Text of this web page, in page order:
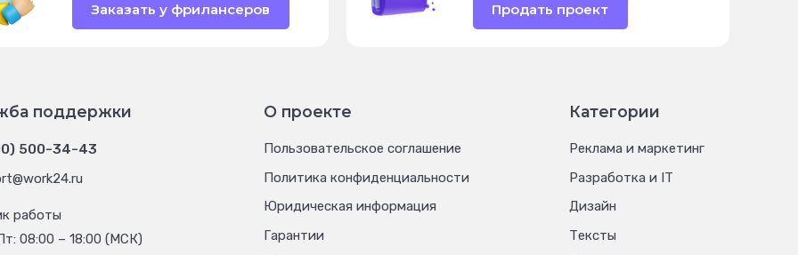
Заказать у фрилансеров Продать проект
поддержки
500-34-43
работы
08:00 – 18:00 (МСК)
Категории
Реклама и маркетинг
Разработка и IT
Дизайн
Тексты
О проекте
Пользовательское соглашение
Политика конфиденциальности
Юридическая информация
Гарантии